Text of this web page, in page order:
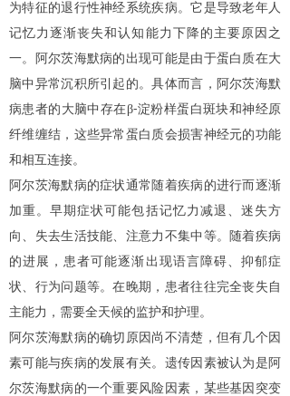
为特征的退行性神经系统疾病。它是导致老年人
记忆力逐渐丧失和认知能力下降的主要原因之
一。阿尔茨海默病的出现可能是由于蛋白质在大
脑中异常沉积所引起的。具体而言，阿尔茨海默
病患者的大脑中存在β-淀粉样蛋白斑块和神经原
纤维缠结，这些异常蛋白质会损害神经元的功能
和相互连接。
阿尔茨海默病的症状通常随着疾病的进行而逐渐
加重。早期症状可能包括记忆力减退、迷失方
向、失去生活技能、注意力不集中等。随着疾病
的进展，患者可能逐渐出现语言障碍、抑郁症
状、行为问题等。在晚期，患者往往完全丧失自
主能力，需要全天候的监护和护理。
阿尔茨海默病的确切原因尚不清楚，但有几个因
素可能与疾病的发展有关。遗传因素被认为是阿
尔茨海默病的一个重要风险因素，某些基因突变